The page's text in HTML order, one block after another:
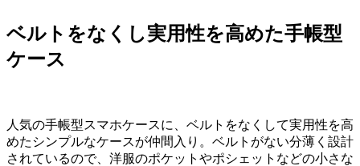
ベルトをなくし実用性を高めた手帳型
ケース
人気の手帳型スマホケースに、ベルトをなくして実用性を高
めたシンプルなケースが仲間入り。ベルトがない分薄く設計
されているので、洋服のポケットやポシェットなどの小さな